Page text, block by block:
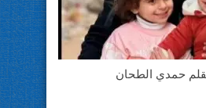
حمدي الطحان